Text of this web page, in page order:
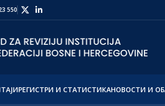
550
РЕГИСТРИ И СТАТИСТИКАНОВОСТИ И